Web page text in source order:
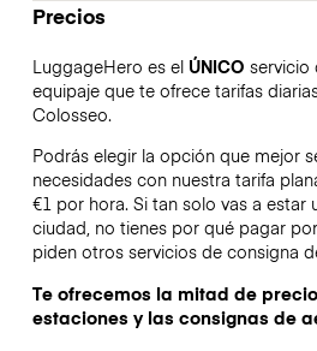
Precios
LuggageHero es el ÚNICO servicio
equipaje que te ofrece tarifas
Colosseo.
Podrás elegir la opción que mejor
necesidades con nuestra tarifa
€1 por hora. Si tan solo vas a estar
ciudad, no tienes por qué pagar
piden otros servicios de consigna
Te ofrecemos la mitad de
estaciones y las consignas de